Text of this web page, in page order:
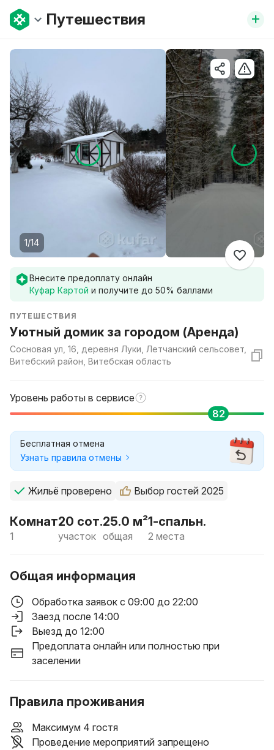
Путешествия +
1/14
Внесите предоплату онлайн
Куфар Картой и получите до 50% баллами
ПУТЕШЕСТВИЯ
Уютный домик за городом (Аренда)
Сосновая ул, 16, деревня Луки, Летчанский сельсовет,
Витебский район, Витебская область
Уровень работы в сервисе
82
Бесплатная отмена
Узнать правила отмены
Жильё проверено Выбор гостей 2025
Комнат
1
20 сот.
участок
25.0 м²
общая
1-спальн.
2 места
Общая информация
Обработка заявок с 09:00 до 22:00
Заезд после 14:00
Выезд до 12:00
Предоплата онлайн или полностью при
заселении
Правила проживания
Максимум 4 гостя
Проведение мероприятий запрещено